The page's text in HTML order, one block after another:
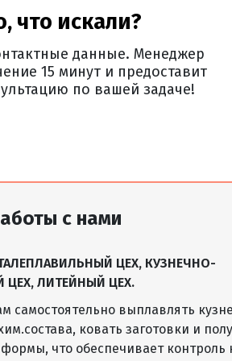
11,0
1000 - 2500 Х
2000 - 8000
11,5
1000 - 2500 Х
1000 - 2500 Х
13,5
14,0
2500 - 8000
что искали?
данные. Менеджер
15 минут и предоставит
по вашей задаче!
с нами
ЦЕХ, КУЗНЕЧНО-
ЛИТЕЙНЫЙ ЦЕХ.
самостоятельно выплавлять
ковать заготовки и
что обеспечивает контроль